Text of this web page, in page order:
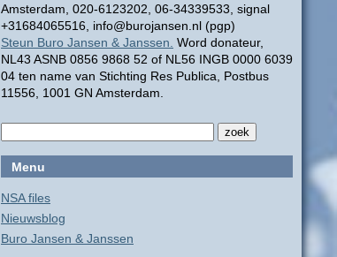
Amsterdam, 020-6123202, 06-34339533, signal
+31684065516, info@burojansen.nl (pgp)
Steun Buro Jansen & Janssen. Word donateur,
NL43 ASNB 0856 9868 52 of NL56 INGB 0000 6039
04 ten name van Stichting Res Publica, Postbus
11556, 1001 GN Amsterdam.
Menu
NSA files
Nieuwsblog
Buro Jansen & Janssen